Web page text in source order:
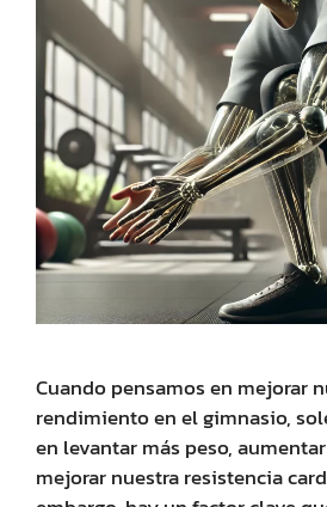
Cuando pensamos en mejorar
rendimiento en el gimnasio,
en levantar más peso,
mejorar nuestra resistencia